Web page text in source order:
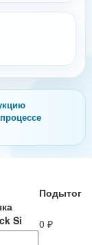
Подытог
Si
0 ₽